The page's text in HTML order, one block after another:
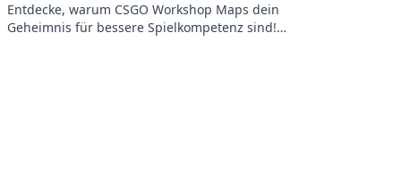
Entdecke, warum CSGO Workshop Maps dein
Geheimnis für bessere Spielkompetenz sind!